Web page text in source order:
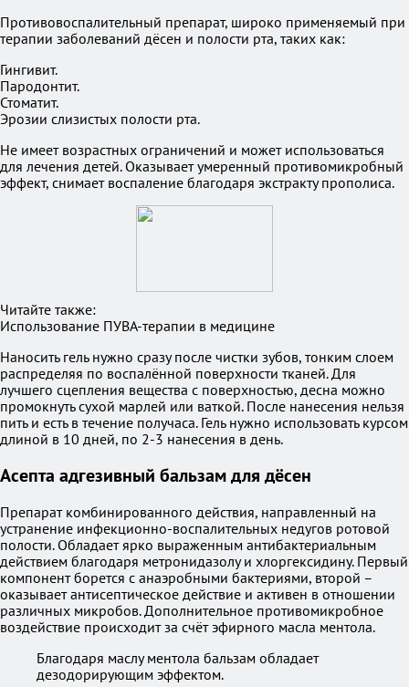
Противовоспалительный препарат, широко применяемый при
терапии заболеваний дёсен и полости рта, таких как:
Гингивит.
Пародонтит.
Стоматит.
Эрозии слизистых полости рта.
Не имеет возрастных ограничений и может использоваться
для лечения детей. Оказывает умеренный противомикробный
эффект, снимает воспаление благодаря экстракту прополиса.
Читайте также:
Использование ПУВА-терапии в медицине
Наносить гель нужно сразу после чистки зубов, тонким слоем
распределяя по воспалённой поверхности тканей. Для
лучшего сцепления вещества с поверхностью, десна можно
промокнуть сухой марлей или ваткой. После нанесения нельзя
пить и есть в течение получаса. Гель нужно использовать курсом
длиной в 10 дней, по 2-3 нанесения в день.
Асепта адгезивный бальзам для дёсен
Препарат комбинированного действия, направленный на
устранение инфекционно-воспалительных недугов ротовой
полости. Обладает ярко выраженным антибактериальным
действием благодаря метронидазолу и хлоргексидину. Первый
компонент борется с анаэробными бактериями, второй –
оказывает антисептическое действие и активен в отношении
различных микробов. Дополнительное противомикробное
воздействие происходит за счёт эфирного масла ментола.
Благодаря маслу ментола бальзам обладает
дезодорирующим эффектом.